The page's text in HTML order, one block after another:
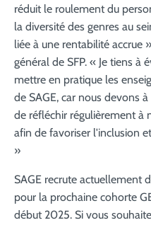
réduit le roulement du
la diversité des genres au
liée à une rentabilité accrue
général de SFP. « Je tiens à
mettre en pratique les
de SAGE, car nous devons
de réfléchir régulièrement à
afin de favoriser l'inclusion
»
SAGE recrute actuellement
pour la prochaine cohorte
début 2025. Si vous